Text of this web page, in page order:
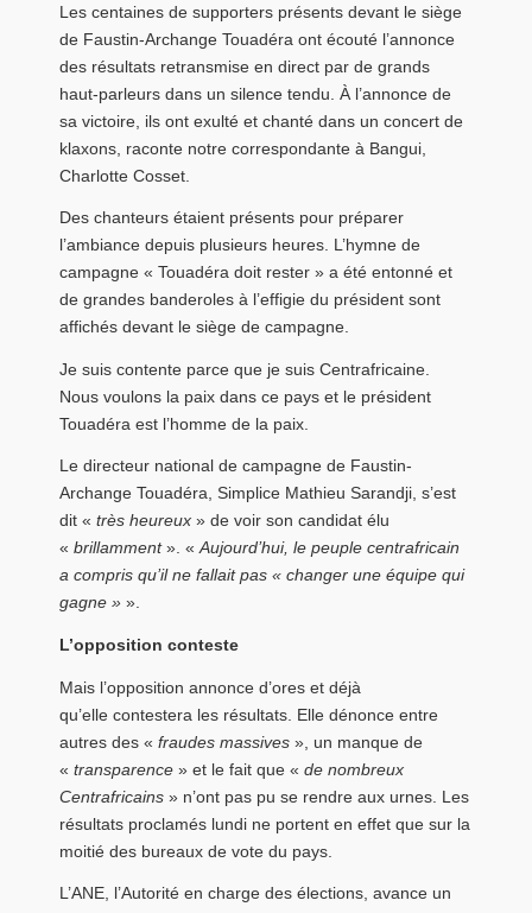
Les centaines de supporters présents devant le siège
de Faustin-Archange Touadéra ont écouté l’annonce
des résultats retransmise en direct par de grands
haut-parleurs dans un silence tendu. À l’annonce de
sa victoire, ils ont exulté et chanté dans un concert de
klaxons, raconte notre correspondante à Bangui,
Charlotte Cosset.
Des chanteurs étaient présents pour préparer
l’ambiance depuis plusieurs heures. L’hymne de
campagne « Touadéra doit rester » a été entonné et
de grandes banderoles à l’effigie du président sont
affichés devant le siège de campagne.
Je suis contente parce que je suis Centrafricaine.
Nous voulons la paix dans ce pays et le président
Touadéra est l’homme de la paix.
Le directeur national de campagne de Faustin-
Archange Touadéra, Simplice Mathieu Sarandji, s’est
dit « très heureux » de voir son candidat élu
« brillamment». « Aujourd’hui, le peuple centrafricain
a compris qu’il ne fallait pas « changer une équipe qui
gagne » ».
L’opposition conteste
Mais l’opposition annonce d’ores et déjà
qu’elle contestera les résultats. Elle dénonce entre
autres des « fraudes massives », un manque de
« transparence » et le fait que « de nombreux
Centrafricains » n’ont pas pu se rendre aux urnes. Les
résultats proclamés lundi ne portent en effet que sur la
moitié des bureaux de vote du pays.
L’ANE, l’Autorité en charge des élections, avance un